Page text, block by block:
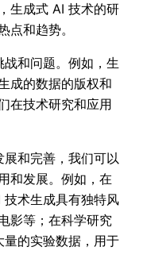
生成式 AI 技术的研
点和趋势。
和问题。例如，生
成的数据的版权和
在技术研究和应用
和完善，我们可以
和发展。例如，在
术生成具有独特风
影等；在科学研究
的实验数据，用于